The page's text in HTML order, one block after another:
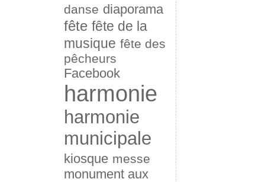
danse diaporama
fête fête de la
musique fête des
pêcheurs
Facebook
harmonie
harmonie
municipale
kiosque messe
monument aux